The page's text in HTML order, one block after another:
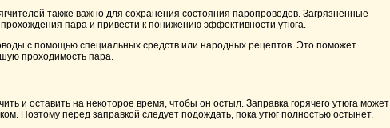
также важно для сохранения состояния паропроводов. Загрязненные
пара и привести к понижению эффективности утюга.
с помощью специальных средств или народных рецептов. Это поможет
проходимость пара.
и оставить на некоторое время, чтобы он остыл. Заправка горячего утюга может
Поэтому перед заправкой следует подождать, пока утюг полностью остынет.